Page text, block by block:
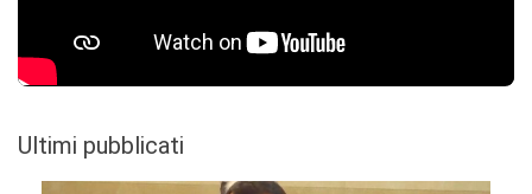
Ultimi pubblicati